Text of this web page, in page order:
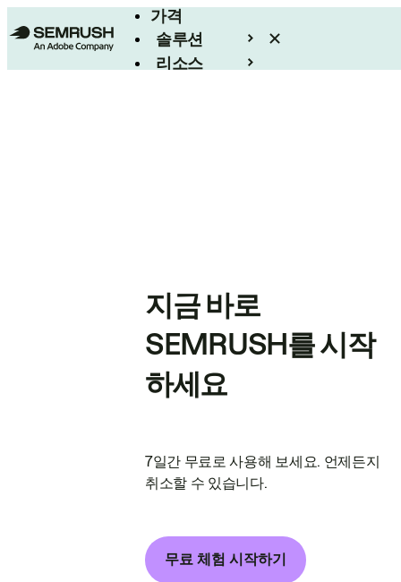
가격
솔루션
리소스
지금 바로
SEMRUSH를 시작
하세요
7일간 무료로 사용해 보세요. 언제든지
취소할 수 있습니다.
무료 체험 시작하기